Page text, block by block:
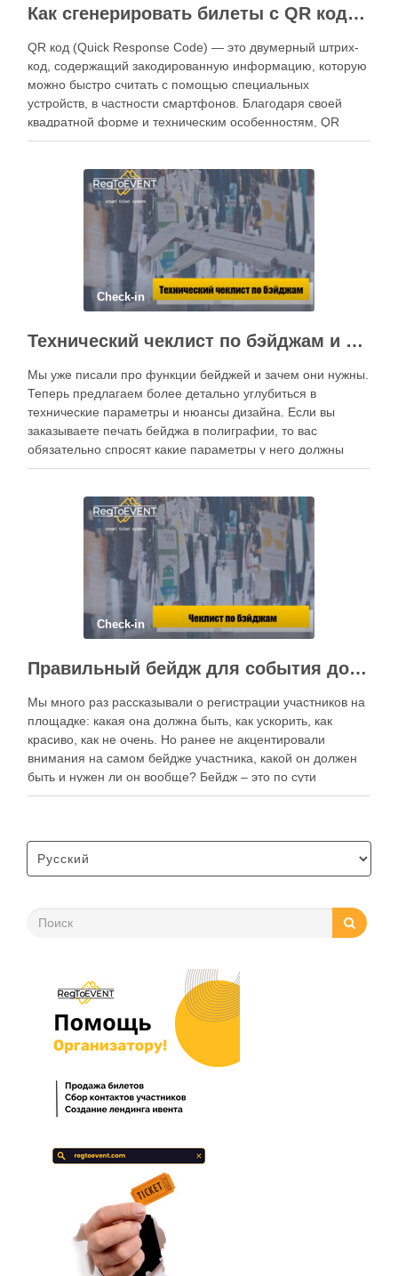
Как сгенерировать билеты с QR кодами для гостей события
QR код (Quick Response Code) — это двумерный штрих-
код, содержащий закодированную информацию, которую
можно быстро считать с помощью специальных
устройств, в частности смартфонов. Благодаря своей
квадратной форме и техническим особенностям, QR
коды легко считываются даже в условиях повреждения
билетов? Сегодня QR коды …
Check-in
Технический чеклист по бэйджам и нюансы дизайна
Мы уже писали про функции бейджей и зачем они нужны.
Теперь предлагаем более детально углубиться в
технические параметры и нюансы дизайна. Если вы
заказываете печать бейджа в полиграфии, то вас
обязательно спросят какие параметры у него должны
быть, чтобы просчитать его стоимость и сделать его в
Check-in
Правильный бейдж для события должен быть функциональным!
Мы много раз рассказывали о регистрации участников на
площадке: какая она должна быть, как ускорить, как
красиво, как не очень. Но ранее не акцентировали
внимания на самом бейдже участника, какой он должен
быть и нужен ли он вообще? Бейдж – это по сути
идентификатор участника. С помощью него им легче …